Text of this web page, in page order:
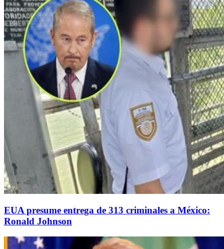
EUA presume entrega de 313 criminales a México:
Ronald Johnson